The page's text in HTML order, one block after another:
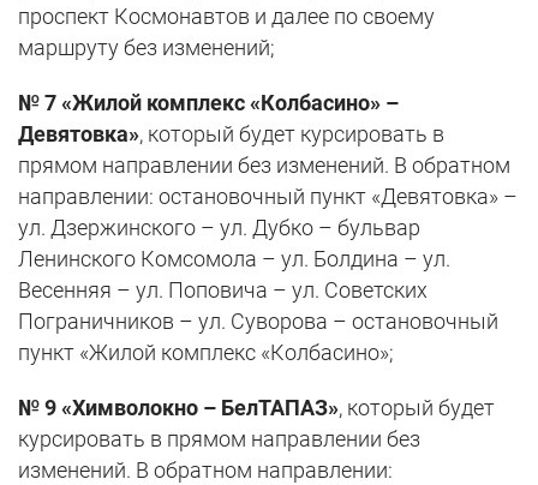
проспект Космонавтов и далее по своему
маршруту без изменений;
№ 7 «Жилой комплекс «Колбасино» –
Девятовка», который будет курсировать в
прямом направлении без изменений. В обратном
направлении: остановочный пункт «Девятовка» –
ул. Дзержинского – ул. Дубко – бульвар
Ленинского Комсомола – ул. Болдина – ул.
Весенняя – ул. Поповича – ул. Советских
Пограничников – ул. Суворова – остановочный
пункт «Жилой комплекс «Колбасино»;
№ 9 «Химволокно – БелТАПАЗ», который будет
курсировать в прямом направлении без
изменений. В обратном направлении: